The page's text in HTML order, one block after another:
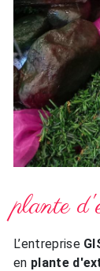
plante
L’entreprise
en plante